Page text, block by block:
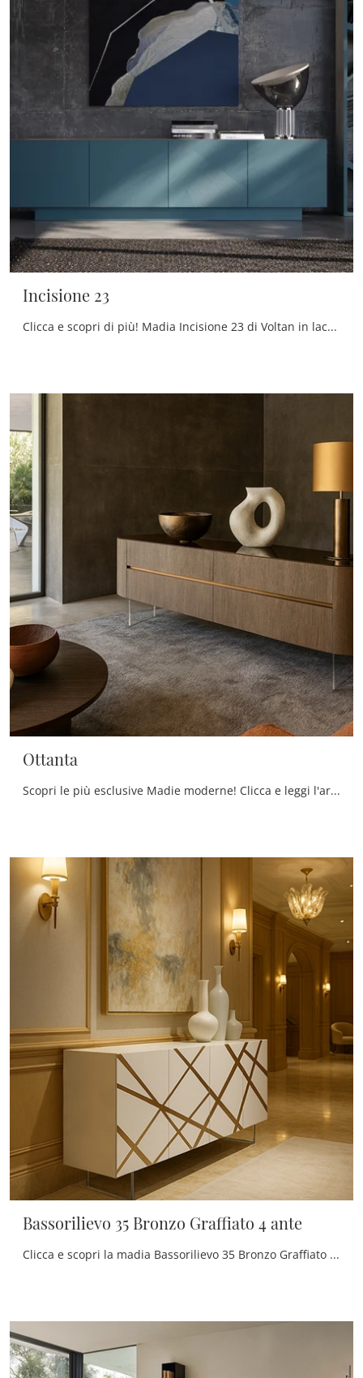
Incisione 23
Clicca e scopri di più! Madia Incisione 23 di Voltan in laccato opaco: ti aspetta per impreziosire le tue stanze moderne.
Ottanta
Scopri le più esclusive Madie moderne! Clicca e leggi l'articolo: mobile soggiorno Ottanta in legno, soluzione bella e funzionale.
Bassorilievo 35 Bronzo Graffiato 4 ante
Clicca e scopri la madia Bassorilievo 35 Bronzo Graffiato 4 ante Voltan: se vuoi mobili in laccato opaco per stanze moderne, questa è la soluzione ...